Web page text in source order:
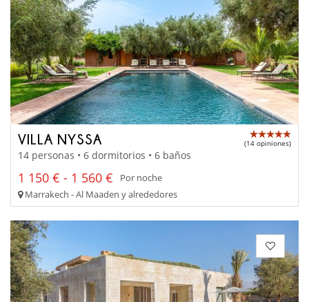
VILLA NYSSA (14 opiniones)
14 personas • 6 dormitorios • 6 baños
1 150 € - 1 560 €
Por noche
Marrakech - Al Maaden y alrededores